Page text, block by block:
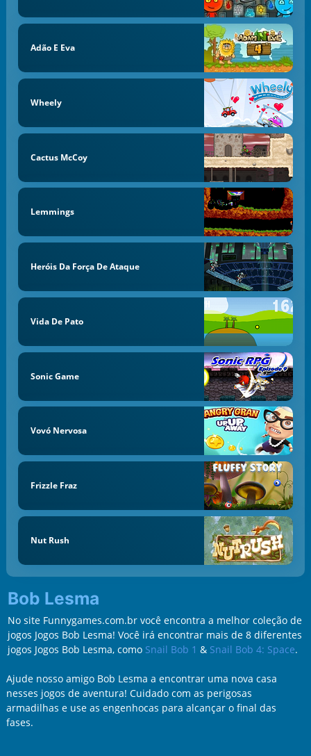
Adão E Eva
Wheely
Cactus McCoy
Lemmings
Heróis Da Força De Ataque
Vida De Pato
Sonic Game
Vovó Nervosa
Frizzle Fraz
Nut Rush
Bob Lesma
No site Funnygames.com.br você encontra a melhor coleção de
jogos Jogos Bob Lesma! Você irá encontrar mais de 8 diferentes
jogos Jogos Bob Lesma, como Snail Bob 1 & Snail Bob 4: Space.
Ajude nosso amigo Bob Lesma a encontrar uma nova casa
nesses jogos de aventura! Cuidado com as perigosas
armadilhas e use as engenhocas para alcançar o final das
fases.